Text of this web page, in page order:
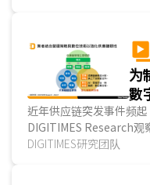
为
數
近年供应链突发事件频
DIGITIMES Research观
业者共通课题，业者除
DIGITIMES研究团队